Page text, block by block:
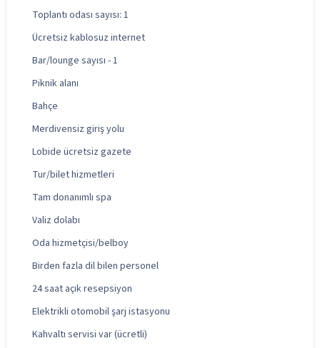
Toplantı odası sayısı: 1
Ücretsiz kablosuz internet
Bar/lounge sayısı - 1
Piknik alanı
Bahçe
Merdivensiz giriş yolu
Lobide ücretsiz gazete
Tur/bilet hizmetleri
Tam donanımlı spa
Valiz dolabı
Oda hizmetçisi/belboy
Birden fazla dil bilen personel
24 saat açık resepsiyon
Elektrikli otomobil şarj istasyonu
Kahvaltı servisi var (ücretli)